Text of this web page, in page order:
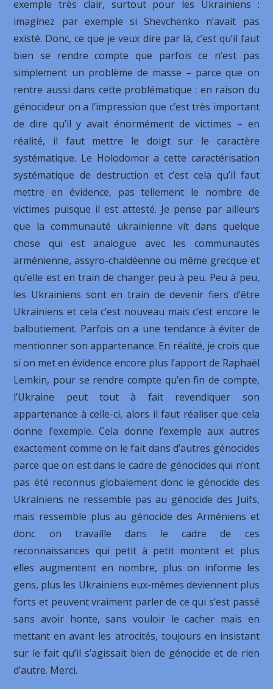
exemple très clair, surtout pour les Ukrainiens :
imaginez par exemple si Shevchenko n’avait pas
existé. Donc, ce que je veux dire par là, c’est qu’il faut
bien se rendre compte que parfois ce n’est pas
simplement un problème de masse – parce que on
rentre aussi dans cette problématique : en raison du
génocideur on a l’impression que c’est très important
de dire qu’il y avait énormément de victimes – en
réalité, il faut mettre le doigt sur le caractère
systématique. Le Holodomor a cette caractérisation
systématique de destruction et c’est cela qu’il faut
mettre en évidence, pas tellement le nombre de
victimes puisque il est attesté. Je pense par ailleurs
que la communauté ukrainienne vit dans quelque
chose qui est analogue avec les communautés
arménienne, assyro-chaldéenne ou même grecque et
qu’elle est en train de changer peu à peu. Peu à peu,
les Ukrainiens sont en train de devenir fiers d’être
Ukrainiens et cela c’est nouveau mais c’est encore le
balbutiement. Parfois on a une tendance à éviter de
mentionner son appartenance. En réalité, je crois que
si on met en évidence encore plus l’apport de Raphaël
Lemkin, pour se rendre compte qu’en fin de compte,
l’Ukraine peut tout à fait revendiquer son
appartenance à celle-ci, alors il faut réaliser que cela
donne l’exemple. Cela donne l’exemple aux autres
exactement comme on le fait dans d’autres génocides
parce que on est dans le cadre de génocides qui n’ont
pas été reconnus globalement donc le génocide des
Ukrainiens ne ressemble pas au génocide des Juifs,
mais ressemble plus au génocide des Arméniens et
donc on travaille dans le cadre de ces
reconnaissances qui petit à petit montent et plus
elles augmentent en nombre, plus on informe les
gens, plus les Ukrainiens eux-mêmes deviennent plus
forts et peuvent vraiment parler de ce qui s’est passé
sans avoir honte, sans vouloir le cacher mais en
mettant en avant les atrocités, toujours en insistant
sur le fait qu’il s’agissait bien de génocide et de rien
d’autre. Merci.